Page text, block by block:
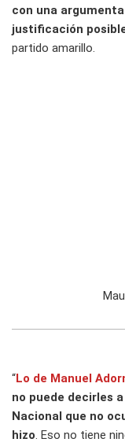
con una
justificación
partido amarillo.
“Lo de Manuel
no puede decirles
Nacional que no
hizo. Eso no tiene